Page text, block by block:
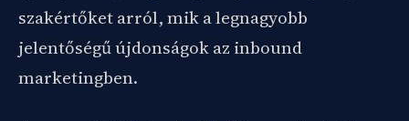
szakértőket arról, mik a legnagyobb
jelentőségű újdonságok az inbound
marketingben.